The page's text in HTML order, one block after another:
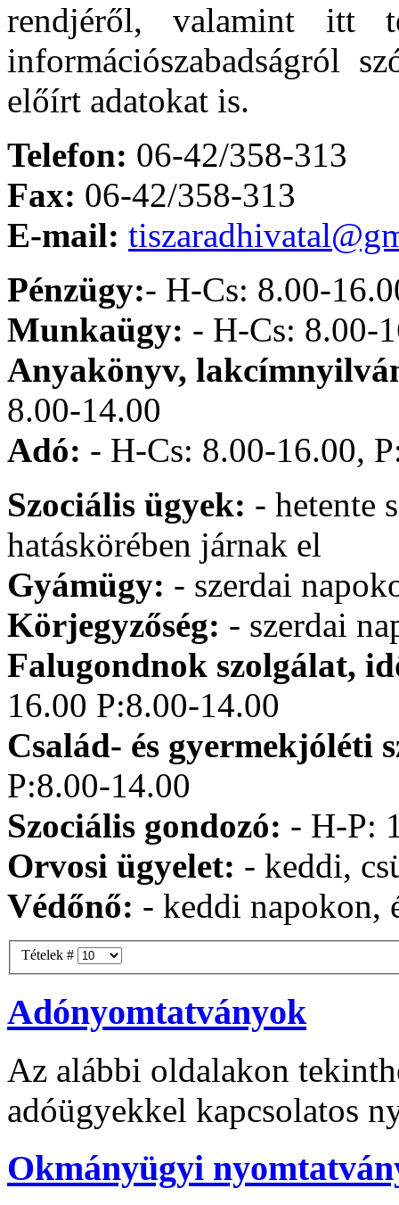
rendjéről, valamint itt
információszabadságról
előírt adatokat is.
Telefon: 06-42/358-313
Fax: 06-42/358-313
E-mail:
Pénzügy:- H-Cs: 8.00-
Munkaügy: - H-Cs: 8.00-
Anyakönyv,
8.00-14.00
Adó: - H-Cs: 8.00-16.00,
Szociális ügyek: - hetente
hatáskörében járnak el
Gyámügy: - szerdai
Körjegyzőség: - szerdai
Falugondnok szolgálat,
16.00 P:8.00-14.00
Család- és gyermekjóléti
P:8.00-14.00
Szociális gondozó: - H-P:
Orvosi ügyelet: - keddi,
Védőnő: - keddi napokon,
Tételek #
Adónyomtatványok
Az alábbi oldalakon
adóügyekkel kapcsolatos
Okmányügyi